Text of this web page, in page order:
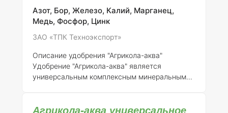
необходимый для полноценного роста и
развития хвойных культур. Основные
Фосфор (P2O5)— 9% -Калий (K2O)
(Fe), марганец (Mn), молибден (Mo
Азот, Бор, Железо, Калий, Марганец,
Медь, Фосфор, Цинк
ЗАО «ТПК Техноэкспорт»
Описание удобрения "Агрикола-аква"
Удобрение "Агрикола-аква" является
универсальным комплексным минеральным
обеспечения оптимального питания растений,
Агрикола-аква универсальное